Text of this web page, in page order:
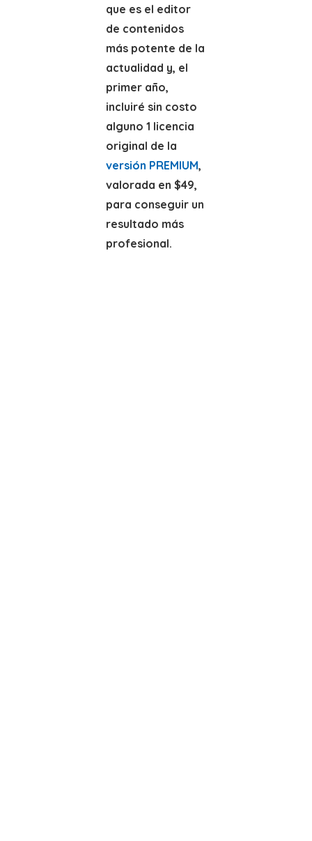
que es el editor
de contenidos
más potente de la
actualidad y, el
primer año,
incluiré sin costo
alguno 1 licencia
original de la
versión PREMIUM,
valorada en $49,
para conseguir un
resultado más
profesional.